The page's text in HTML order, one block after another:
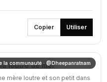
Copier Utiliser
la communauté · @Dheepanratnam
loutre de mer
mère loutre et son petit dans